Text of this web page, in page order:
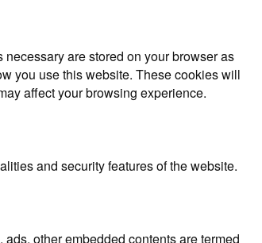
are stored on your browser as
you use this website. These cookies will
affect your browsing experience.
and security features of the website.
other embedded contents are termed